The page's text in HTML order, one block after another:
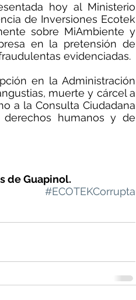
hoy al Ministerio
de Inversiones Ecotek
sobre MiAmbiente y
en la pretensión de
evidenciadas.
en la Administración
muerte y cárcel a
a la Consulta Ciudadana
humanos y de
de Guapinol.
#ECOTEKCorrupta